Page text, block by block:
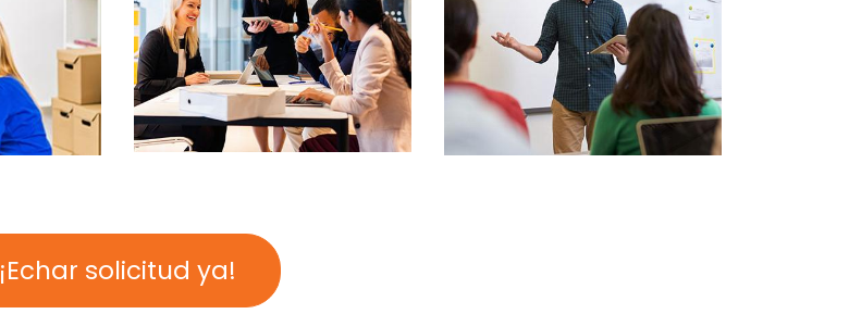
¡Echar solicitud ya!